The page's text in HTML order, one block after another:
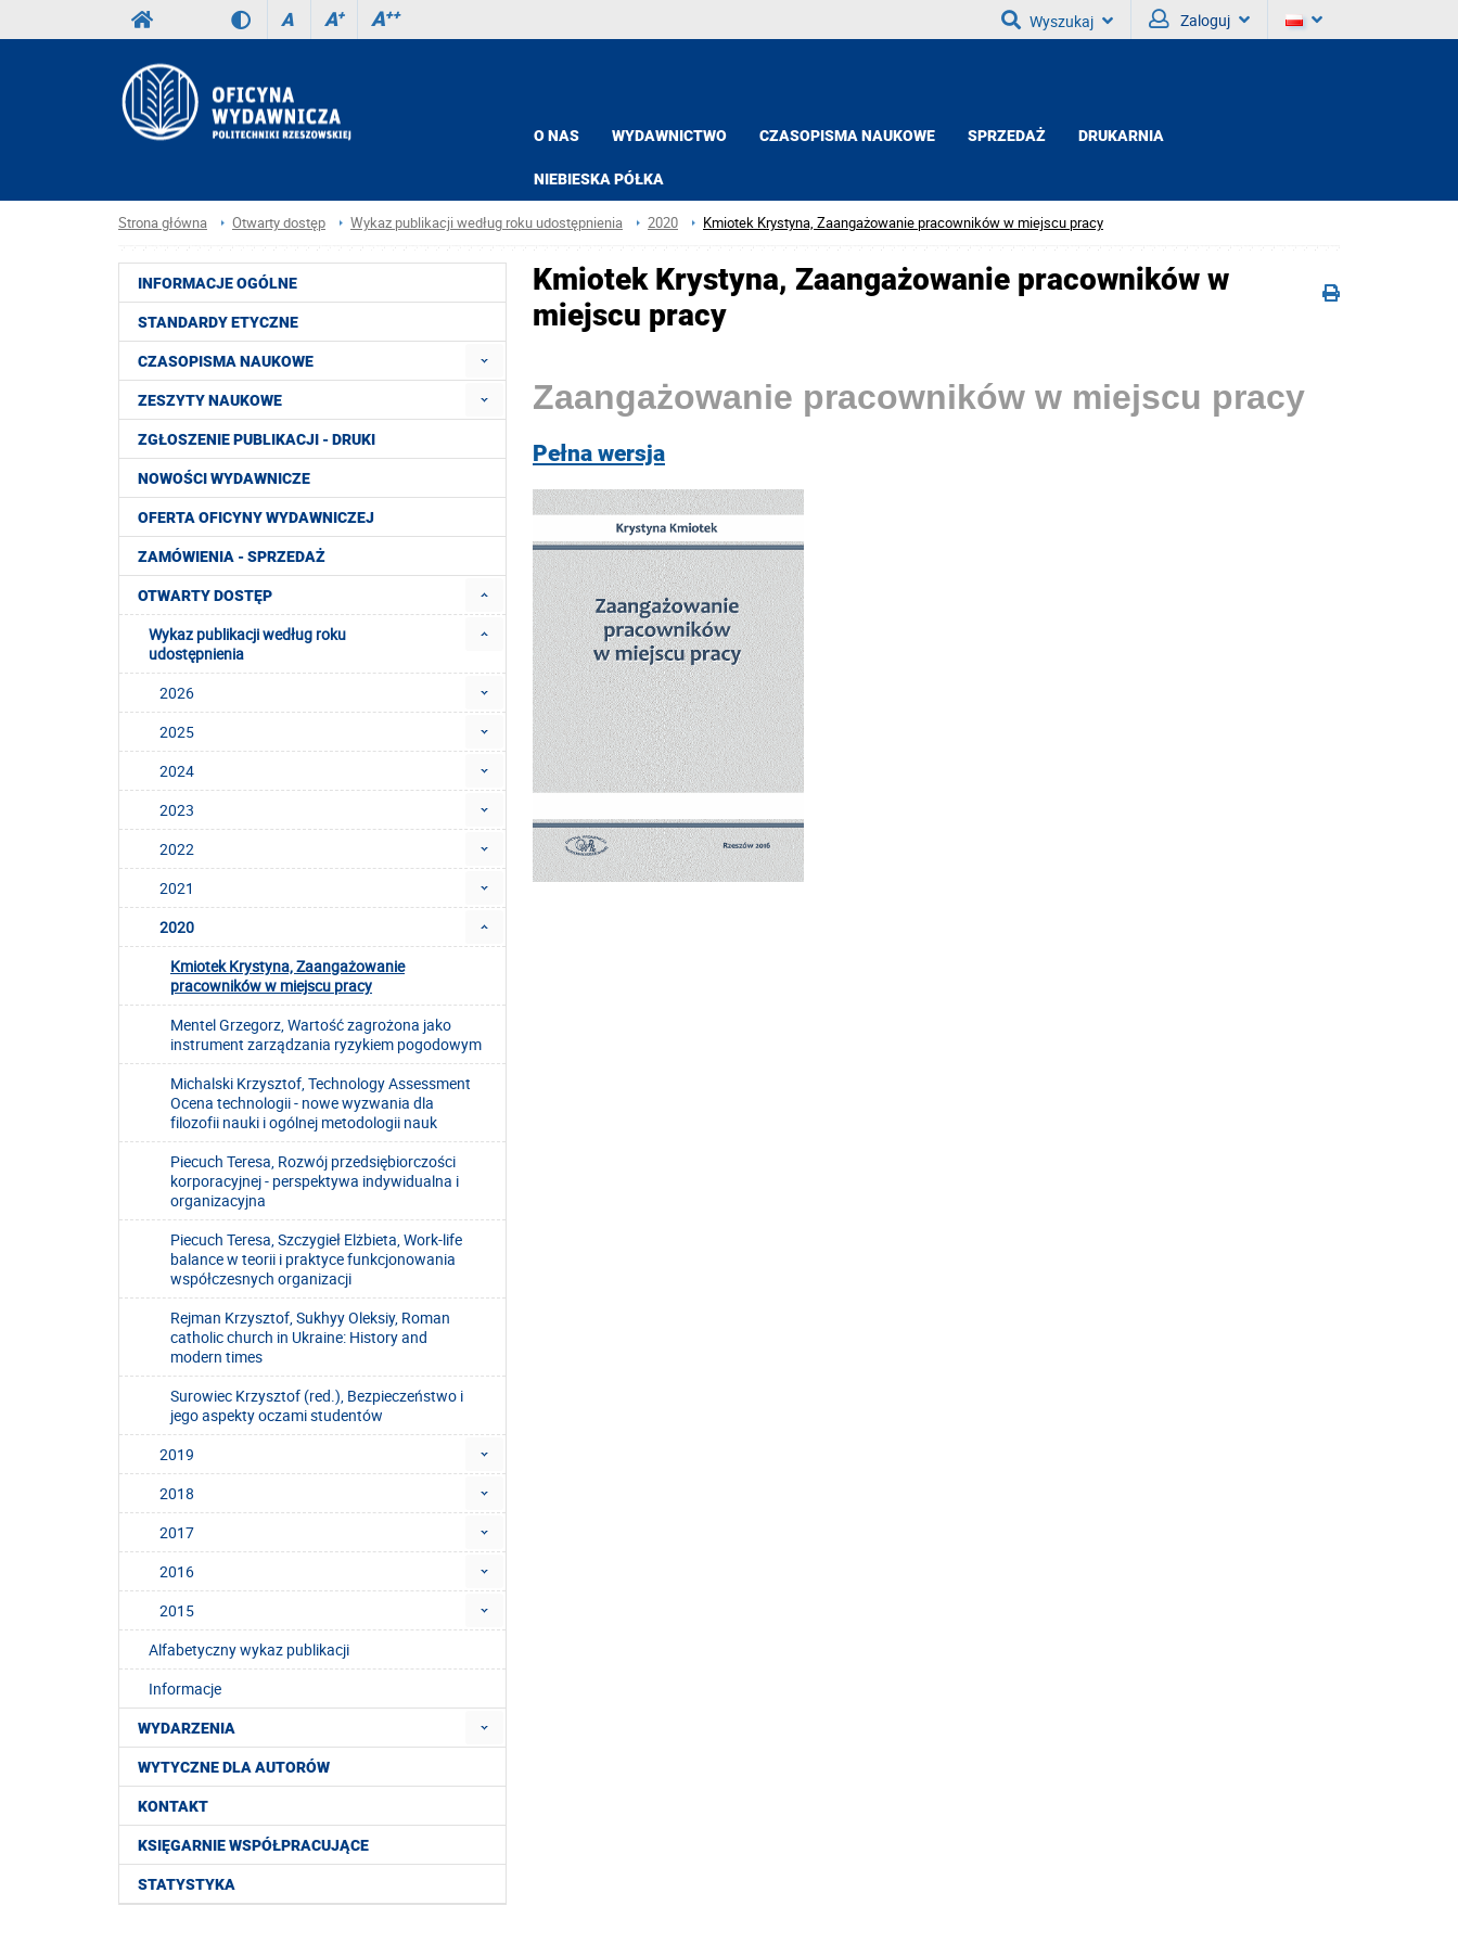
A A+ A++ Wyszukaj Zaloguj
O NAS WYDAWNICTWO CZASOPISMA NAUKOWE SPRZEDAŻ DRUKARNIA
NIEBIESKA PÓŁKA
Strona główna Otwarty dostęp Wykaz publikacji według roku udostępnienia 2020 Kmiotek Krystyna, Zaangażowanie pracowników w miejscu pracy
INFORMACJE OGÓLNE
STANDARDY ETYCZNE
CZASOPISMA NAUKOWE
ZESZYTY NAUKOWE
ZGŁOSZENIE PUBLIKACJI - DRUKI
NOWOŚCI WYDAWNICZE
OFERTA OFICYNY WYDAWNICZEJ
ZAMÓWIENIA - SPRZEDAŻ
OTWARTY DOSTĘP
Wykaz publikacji według roku
udostępnienia
2026
2025
2024
2023
2022
2021
2020
Kmiotek Krystyna, Zaangażowanie
pracowników w miejscu pracy
Mentel Grzegorz, Wartość zagrożona jako
instrument zarządzania ryzykiem pogodowym
Michalski Krzysztof, Technology Assessment
Ocena technologii - nowe wyzwania dla
filozofii nauki i ogólnej metodologii nauk
Piecuch Teresa, Rozwój przedsiębiorczości
korporacyjnej - perspektywa indywidualna i
organizacyjna
Piecuch Teresa, Szczygieł Elżbieta, Work-life
balance w teorii i praktyce funkcjonowania
współczesnych organizacji
Rejman Krzysztof, Sukhyy Oleksiy, Roman
catholic church in Ukraine: History and
modern times
Surowiec Krzysztof (red.), Bezpieczeństwo i
jego aspekty oczami studentów
2019
2018
2017
2016
2015
Alfabetyczny wykaz publikacji
Informacje
WYDARZENIA
WYTYCZNE DLA AUTORÓW
KONTAKT
KSIĘGARNIE WSPÓŁPRACUJĄCE
STATYSTYKA
Kmiotek Krystyna, Zaangażowanie pracowników w
miejscu pracy
Zaangażowanie pracowników w miejscu pracy
Pełna wersja